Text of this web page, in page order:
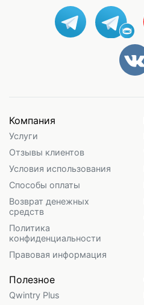
Компания
Услуги
Отзывы клиентов
Условия использования
Способы оплаты
Возврат денежных
средств
Политика
конфиденциальности
Правовая информация
Полезное
Qwintry Plus